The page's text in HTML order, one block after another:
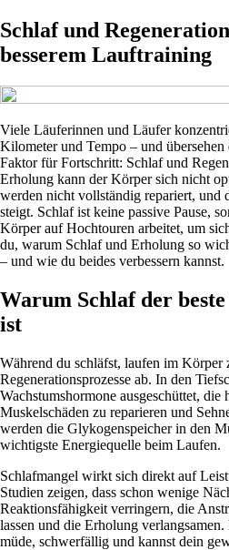
Schlaf und
besserem Lauftraining
Viele Läuferinnen und Läufer
Kilometer und Tempo – und übersehen
Faktor für Fortschritt: Schlaf und
Erholung kann der Körper sich nicht
werden nicht vollständig repariert, und
steigt. Schlaf ist keine passive Pause,
Körper auf Hochtouren arbeitet, um
du, warum Schlaf und Erholung so
– und wie du beides verbessern kannst.
Warum Schlaf der
ist
Während du schläfst, laufen im Körper
Regenerationsprozesse ab. In den
Wachstumshormone ausgeschüttet,
Muskelschäden zu reparieren und
werden die Glykogenspeicher in den
wichtigste Energiequelle beim Laufen.
Schlafmangel wirkt sich direkt auf
Studien zeigen, dass schon wenige
Reaktionsfähigkeit verringern, die
lassen und die Erholung
müde, schwerfällig und kannst dein